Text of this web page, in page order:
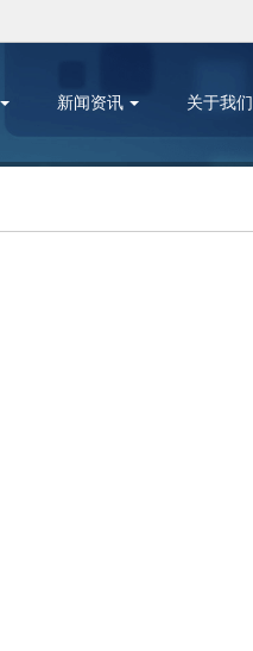
新闻资讯 关于我们